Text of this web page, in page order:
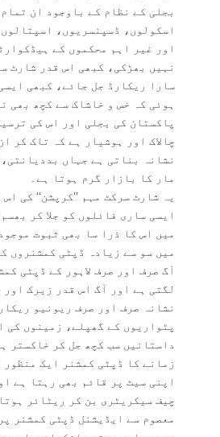
بجلی کے نظام کے باوجود ان
اسکولوں، ڈسپنسریوں،
اور غیر اہم محکموں کے
نہیں بھڑکی، کبھی اس قدر شارٹ
سارا ریکارڈ جل جائے، کبھی
ہوئی کہ خس و خاشاک سے کچھ بھی
پاکستان کی بجلی اور اس کی
چالاک اور ہوشیار ہے کہ تاک کر
نشانہ بناتی ہے جہاں
مار کا بازار گرم ہوتا ہے۔
یہ شارٹ سرکٹ مہم ’’کرپشن‘‘ کی
ایسی ساری فائلوں کو جلا کر
میں اس کا ذرا سا بھی ثبوت
میں سو سے زیادہ ڈپٹی کمشنروں
آگ صرف اور صرف لاہور کے ڈپٹی
لگتی ہے اور آگ اس قدر زیرک اور
نشانہ صرف اور صرف ریونیو
پٹواریوں کے گھپلے، زمینوں کی
داستانیں سب کچھ جل کر خاکستر
زمانے کا ڈپٹی کمشنر ایک منظور
اپنی سیٹ پر قائم بھی رہتا ہے
چیف سیکریٹری بن کر ریٹائر
معصوم سے ایڈیشنل ڈپٹی کمشنر